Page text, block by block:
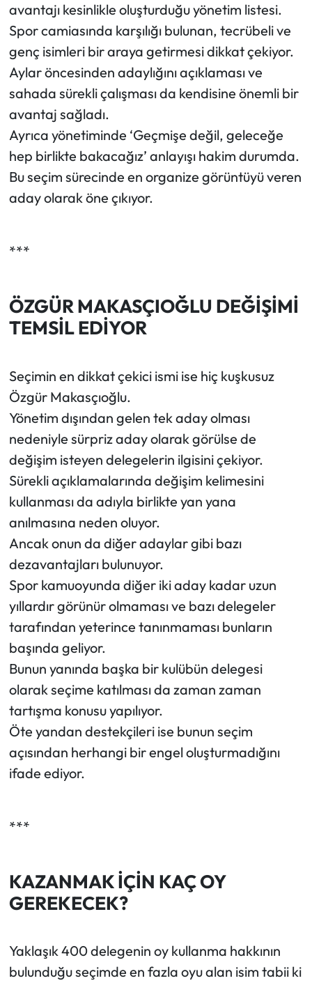
avantajı kesinlikle oluşturduğu yönetim listesi.
Spor camiasında karşılığı bulunan, tecrübeli ve
genç isimleri bir araya getirmesi dikkat çekiyor.
Aylar öncesinden adaylığını açıklaması ve
sahada sürekli çalışması da kendisine önemli bir
avantaj sağladı.
Ayrıca yönetiminde ‘Geçmişe değil, geleceğe
hep birlikte bakacağız’ anlayışı hakim durumda.
Bu seçim sürecinde en organize görüntüyü veren
aday olarak öne çıkıyor.
***
ÖZGÜR MAKASÇIOĞLU DEĞİŞİMİ
TEMSİL EDİYOR
Seçimin en dikkat çekici ismi ise hiç kuşkusuz
Özgür Makasçıoğlu.
Yönetim dışından gelen tek aday olması
nedeniyle sürpriz aday olarak görülse de
değişim isteyen delegelerin ilgisini çekiyor.
Sürekli açıklamalarında değişim kelimesini
kullanması da adıyla birlikte yan yana
anılmasına neden oluyor.
Ancak onun da diğer adaylar gibi bazı
dezavantajları bulunuyor.
Spor kamuoyunda diğer iki aday kadar uzun
yıllardır görünür olmaması ve bazı delegeler
tarafından yeterince tanınmaması bunların
başında geliyor.
Bunun yanında başka bir kulübün delegesi
olarak seçime katılması da zaman zaman
tartışma konusu yapılıyor.
Öte yandan destekçileri ise bunun seçim
açısından herhangi bir engel oluşturmadığını
ifade ediyor.
***
KAZANMAK İÇİN KAÇ OY
GEREKECEK?
Yaklaşık 400 delegenin oy kullanma hakkının
bulunduğu seçimde en fazla oyu alan isim tabii ki